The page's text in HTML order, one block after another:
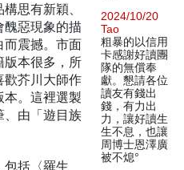
思有新穎、
醜惡現象的描
而震撼。市面
版本很多，所
歡芥川大師作
本。這裡選製
、由「遊目族
包括〈羅生
2024/10/20
Tao
粗暴的以信用
卡感謝好讀團
隊的無償奉
獻。懇請各位
讀友有錢出
錢，有力出
力，讓好讀生
生不息，也讓
周博士恩澤廣
被不熄°